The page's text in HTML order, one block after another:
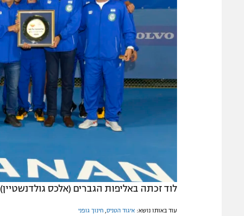
לוד זכתה באליפות הגברים (אלכס גולדנשטיין)
עוד באותו נושא: איגוד הטניס חינוך גופני